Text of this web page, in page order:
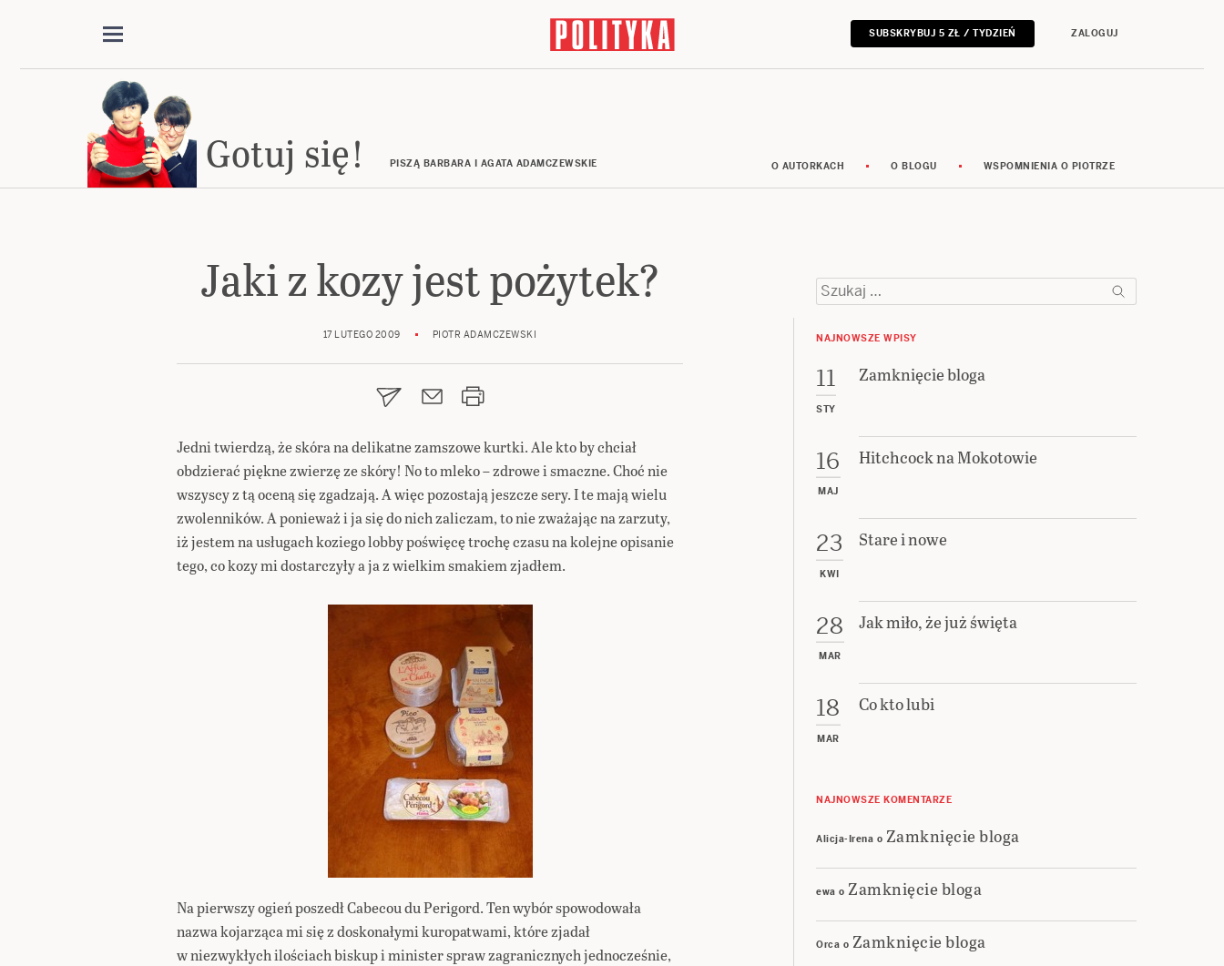
SUBSKRYBUJ 5 ZŁ / TYDZIEŃ ZALOGUJ
Gotuj się! PISZĄ BARBARA I AGATA ADAMCZEWSKIE O AUTORKACH O BLOGU WSPOMNIENIA O PIOTRZE
Jaki z kozy jest pożytek?
17 LUTEGO 2009 PIOTR ADAMCZEWSKI
Jedni twierdzą, że skóra na delikatne zamszowe kurtki. Ale kto by chciał
obdzierać piękne zwierzę ze skóry! No to mleko – zdrowe i smaczne. Choć nie
wszyscy z tą oceną się zgadzają. A więc pozostają jeszcze sery. I te mają wielu
zwolenników. A ponieważ i ja się do nich zaliczam, to nie zważając na zarzuty,
iż jestem na usługach koziego lobby poświęcę trochę czasu na kolejne opisanie
tego, co kozy mi dostarczyły a ja z wielkim smakiem zjadłem.
Na pierwszy ogień poszedł Cabecou du Perigord. Ten wybór spowodowała
nazwa kojarząca mi się z doskonałymi kuropatwami, które zjadał
w niezwykłych ilościach biskup i minister spraw zagranicznych jednocześnie,
Szukaj:
NAJNOWSZE WPISY
11
STY
Zamknięcie bloga
16
MAJ
Hitchcock na Mokotowie
23
KWI
Stare i nowe
28
MAR
Jak miło, że już święta
18
MAR
Co kto lubi
NAJNOWSZE KOMENTARZE
Alicja-Irena o Zamknięcie bloga
ewa o Zamknięcie bloga
Orca o Zamknięcie bloga